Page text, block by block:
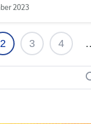
2023
2 3 4